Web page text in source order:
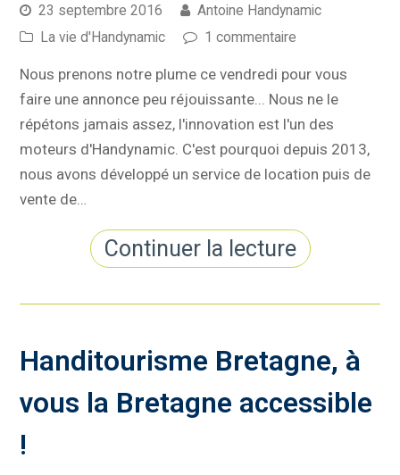
23 septembre 2016
Antoine Handynamic
La vie d'Handynamic
1 commentaire
Nous prenons notre plume ce vendredi pour vous
faire une annonce peu réjouissante... Nous ne le
répétons jamais assez, l'innovation est l'un des
moteurs d'Handynamic. C'est pourquoi depuis 2013,
nous avons développé un service de location puis de
vente de…
Continuer la lecture
Handitourisme Bretagne, à
vous la Bretagne accessible
!